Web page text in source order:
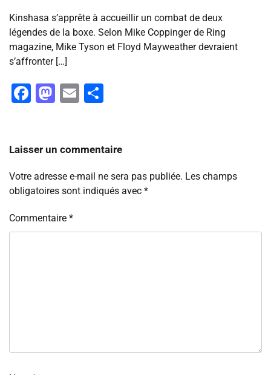
Kinshasa s’apprête à accueillir un combat de deux
légendes de la boxe. Selon Mike Coppinger de Ring
magazine, Mike Tyson et Floyd Mayweather devraient
s’affronter […]
Facebook
Mastodon
Email
Laisser un commentaire
Votre adresse e-mail ne sera pas publiée. Les champs
obligatoires sont indiqués avec *
Commentaire *